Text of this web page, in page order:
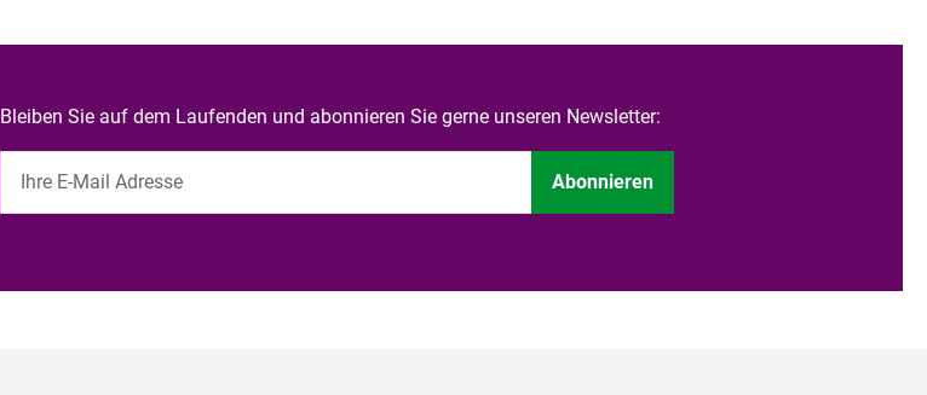
Bleiben Sie auf dem Laufenden und abonnieren Sie gerne unseren Newsletter:
Abonnieren